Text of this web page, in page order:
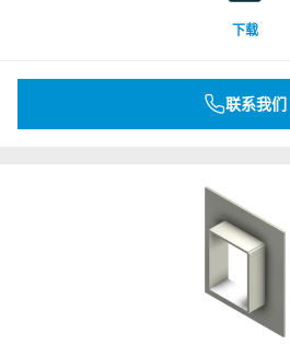
下载
联系我们